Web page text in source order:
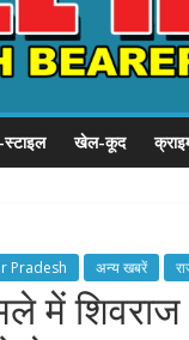
खेल-कूद
Pradesh अन्य खबरें
में